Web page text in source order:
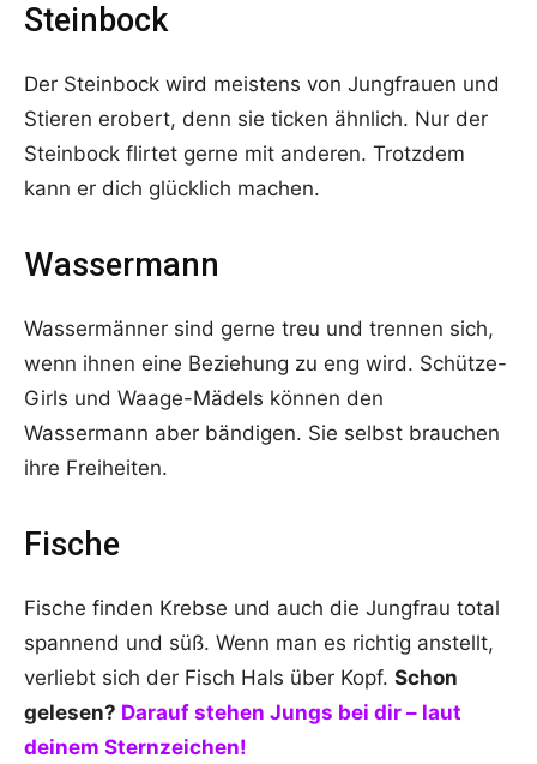
Steinbock
Der Steinbock wird meistens von Jungfrauen und
Stieren erobert, denn sie ticken ähnlich. Nur der
Steinbock flirtet gerne mit anderen. Trotzdem
kann er dich glücklich machen.
Wassermann
Wassermänner sind gerne treu und trennen sich,
wenn ihnen eine Beziehung zu eng wird. Schütze-
Girls und Waage-Mädels können den
Wassermann aber bändigen. Sie selbst brauchen
ihre Freiheiten.
Fische
Fische finden Krebse und auch die Jungfrau total
spannend und süß. Wenn man es richtig anstellt,
verliebt sich der Fisch Hals über Kopf. Schon
gelesen? Darauf stehen Jungs bei dir – laut
deinem Sternzeichen!